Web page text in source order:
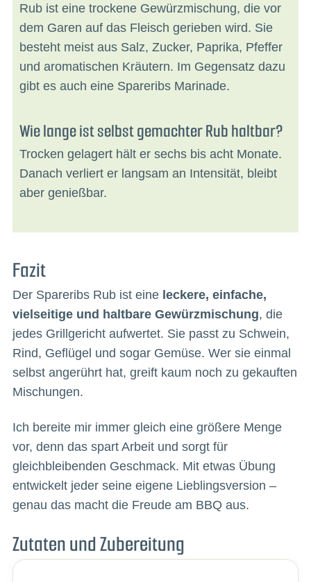
Rub ist eine trockene Gewürzmischung, die vor
dem Garen auf das Fleisch gerieben wird. Sie
besteht meist aus Salz, Zucker, Paprika, Pfeffer
und aromatischen Kräutern. Im Gegensatz dazu
gibt es auch eine Spareribs Marinade.
Wie lange ist selbst gemachter Rub haltbar?
Trocken gelagert hält er sechs bis acht Monate.
Danach verliert er langsam an Intensität, bleibt
aber genießbar.
Fazit
Der Spareribs Rub ist eine leckere, einfache,
vielseitige und haltbare Gewürzmischung, die
jedes Grillgericht aufwertet. Sie passt zu Schwein,
Rind, Geflügel und sogar Gemüse. Wer sie einmal
selbst angerührt hat, greift kaum noch zu gekauften
Mischungen.
Ich bereite mir immer gleich eine größere Menge
vor, denn das spart Arbeit und sorgt für
gleichbleibenden Geschmack. Mit etwas Übung
entwickelt jeder seine eigene Lieblingsversion –
genau das macht die Freude am BBQ aus.
Zutaten und Zubereitung